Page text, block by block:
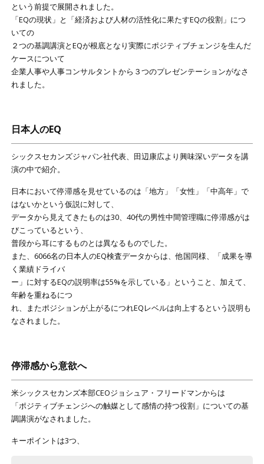
という前提で展開されました。
「EQの現状」と「経済および人材の活性化に果たすEQの役割」につ
いての
２つの基調講演とEQが根底となり実際にポジティブチェンジを生んだ
ケースについて
企業人事や人事コンサルタントから３つのプレゼンテーションがなさ
れました。
日本人のEQ
シックスセカンズジャパン社代表、田辺康広より興味深いデータを講
演の中で紹介。
日本において停滞感を見せているのは「地方」「女性」「中高年」で
はないかという仮説に対して、
データから見えてきたものは30、40代の男性中間管理職に停滞感がは
びこっているという、
普段から耳にするものとは異なるものでした。
また、6066名の日本人のEQ検査データからは、他国同様、「成果を導
く業績ドライバ
ー」に対するEQの説明率は55%を示している」ということ、加えて、
年齢を重ねるにつ
れ、またポジションが上がるにつれEQレベルは向上するという説明も
なされました。
停滞感から意欲へ
米シックスセカンズ本部CEOジョシュア・フリードマンからは
「ポジティブチェンジへの触媒として感情の持つ役割」についての基
調講演がなされました。
キーポイントは3つ、